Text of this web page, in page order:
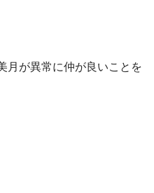
月が異常に仲が良いことを